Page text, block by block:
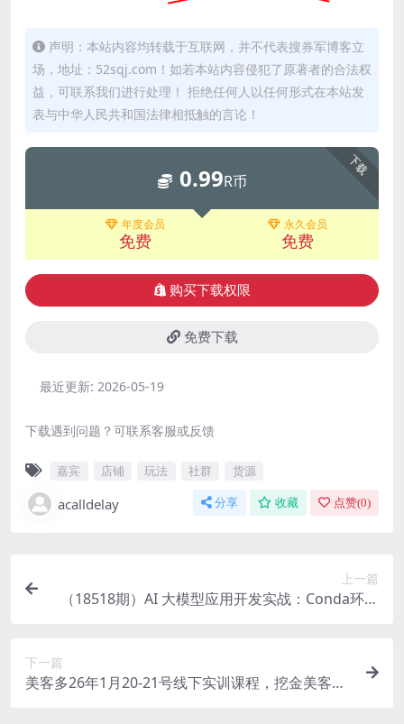
声明：本站内容均转载于互联网，并不代表搜券军博客立
场，地址：52sqj.com！如若本站内容侵犯了原著者的合法权
益，可联系我们进行处理！ 拒绝任何人以任何形式在本站发
表与中华人民共和国法律相抵触的言论！
下载
0.99R币
年度会员
免费
永久会员
免费
购买下载权限
免费下载
最近更新: 2026-05-19
下载遇到问题？可联系客服或反馈
嘉宾 店铺 玩法 社群 货源
acalldelay 分享 收藏 点赞(0)
上一篇
（18518期）AI 大模型应用开发实战：Conda环境
下一篇
美客多26年1月20-21号线下实训课程，挖金美客